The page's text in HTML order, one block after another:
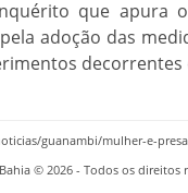
que apura
adoção das
decorrentes
guanambi/mulher-e-
© 2026 - Todos os direitos